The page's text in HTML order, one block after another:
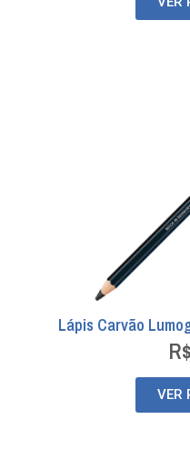
Lápis Carvão
R$
VER